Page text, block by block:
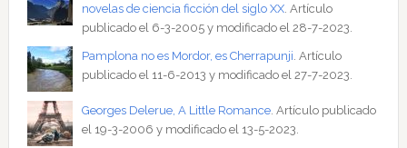
novelas de ciencia ficción del siglo XX. Artículo
publicado el 6-3-2005 y modificado el 28-7-2023.
Pamplona no es Mordor, es Cherrapunji . Artículo
publicado el 11-6-2013 y modificado el 27-7-2023.
Georges Delerue, A Little Romance. Artículo publicado
el 19-3-2006 y modificado el 13-5-2023.